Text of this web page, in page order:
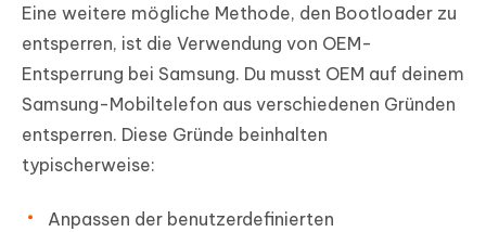
Eine weitere mögliche Methode, den Bootloader zu
entsperren, ist die Verwendung von OEM-
Entsperrung bei Samsung. Du musst OEM auf deinem
Samsung-Mobiltelefon aus verschiedenen Gründen
entsperren. Diese Gründe beinhalten
typischerweise:
Anpassen der benutzerdefinierten